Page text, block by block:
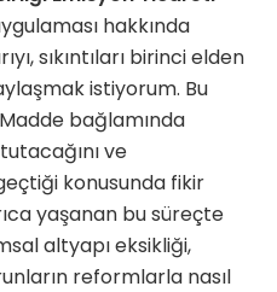
hakkında
sıkıntıları birinci elden
istiyorum. Bu
bağlamında
ve
konusunda fikir
yaşanan bu süreçte
altyapı eksikliği,
reformlarla nasıl